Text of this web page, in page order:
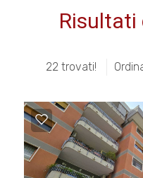
Risultati
22 trovati!
SERVIZI
CONTATTI
Contratto
Affitto